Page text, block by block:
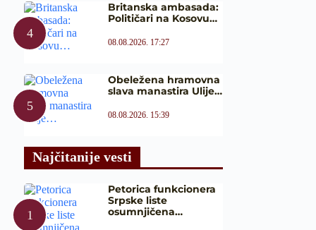
Britanska ambasada:
Političari na Kosovu…
08.08.2026. 17:27
Obeležena hramovna
slava manastira Ulije…
08.08.2026. 15:39
Najčitanije vesti
Petorica funkcionera
Srpske liste
osumnjičena…